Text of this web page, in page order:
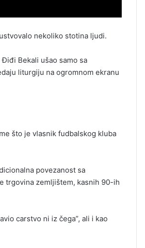
nekoliko stotina ljudi.
Điđi Bekali ušao samo sa
liturgiјu na ogromnom ekranu
što je vlasnik fudbalskog kluba
povezanost sa
trgovina zemljištem, kasnih 90-ih
carstvo ni iz čega”, ali i kao